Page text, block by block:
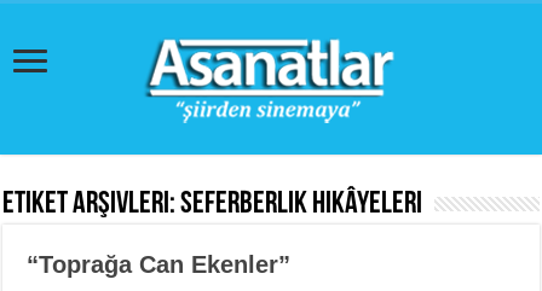
Etiket Arşivleri:Seferberlik Hikâyeleri
“Toprağa Can Ekenler”